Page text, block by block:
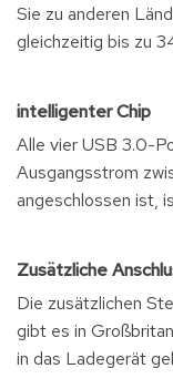
Sie zu anderen
gleichzeitig bis zu
intelligenter Chip
Alle vier USB 3.0-
Ausgangsstrom
angeschlossen ist,
Zusätzliche
Die zusätzlichen
gibt es in
in das Ladegerät